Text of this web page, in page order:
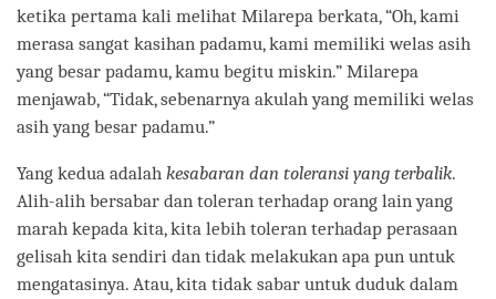
ketika pertama kali melihat Milarepa berkata, “Oh, kami
merasa sangat kasihan padamu, kami memiliki welas asih
yang besar padamu, kamu begitu miskin.” Milarepa
menjawab, “Tidak, sebenarnya akulah yang memiliki welas
asih yang besar padamu.”
Yang kedua adalah kesabaran dan toleransi yang terbalik.
Alih-alih bersabar dan toleran terhadap orang lain yang
marah kepada kita, kita lebih toleran terhadap perasaan
gelisah kita sendiri dan tidak melakukan apa pun untuk
mengatasinya. Atau, kita tidak sabar untuk duduk dalam